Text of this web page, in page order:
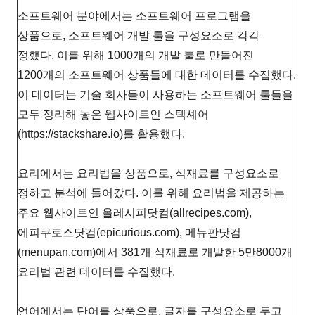
소프트웨어 분야에서는 소프트웨어 프로그램을
상품으로, 소프트웨어 개발 툴을 구성요소로 각각
정했다. 이를 위해 1000개의 개발 툴로 만들어진
1200개의 소프트웨어 상품들에 대한 데이터를 수집했다.
이 데이터는 기술 회사들이 사용하는 소프트웨어 툴들을
모두 정리해 놓은 웹사이트인 스텍셰어
(https://stackshare.io)를 활용했다.
요리에서는 요리법을 상품으로, 식재료를 구성요소로
정하고 분석에 들어갔다. 이를 위해 요리법을 제공하는
주요 웹사이트인 올레시피닷컴(allrecipes.com),
에피쿠로스닷컴(epicurious.com), 메뉴판닷컴
(menupan.com)에서 381개 식재료로 개발한 5만8000개
요리법 관련 데이터를 수집했다.
언어에서는 단어를 상품으로, 글자를 구성요소로 두고